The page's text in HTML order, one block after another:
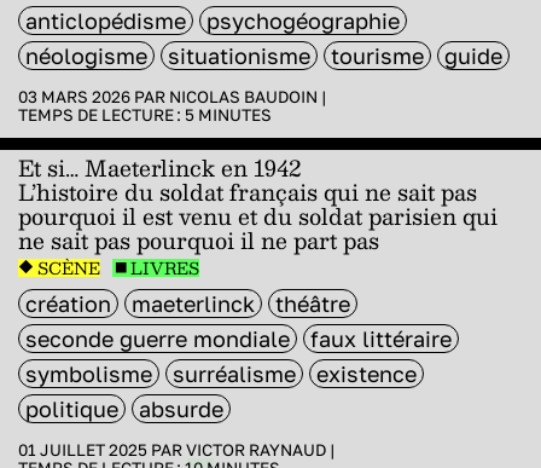
anticlopédisme
psychogéographie
néologisme
situationisme tourisme guide
03 MARS 2026 PAR NICOLAS BAUDOIN |
TEMPS DE LECTURE : 5 MINUTES
Et si… Maeterlinck en 1942
L’histoire du soldat français qui ne sait pas
pourquoi il est venu et du soldat parisien qui
ne sait pas pourquoi il ne part pas
SCÈNE LIVRES
création maeterlinck
théâtre
seconde guerre mondiale
faux littéraire
symbolisme
surréalisme
existence
politique
absurde
01 JUILLET 2025 PARVICTOR RAYNAUD |